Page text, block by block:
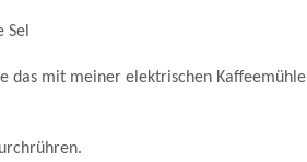
das mit meiner elektrischen Kaffeemühle